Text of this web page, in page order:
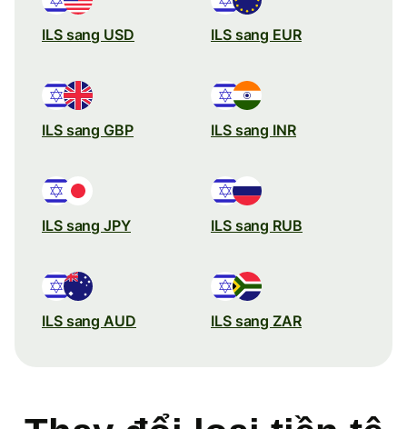
ILS sang USD ILS sang EUR
ILS sang GBP ILS sang INR
ILS sang JPY ILS sang RUB
ILS sang AUD ILS sang ZAR